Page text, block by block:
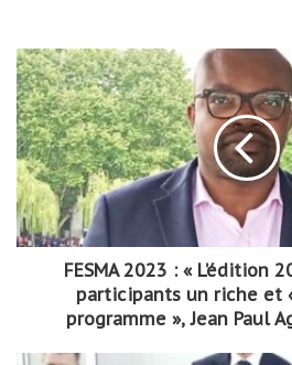
FESMA 2023 : « L’édition
participants un riche et
programme », Jean Paul